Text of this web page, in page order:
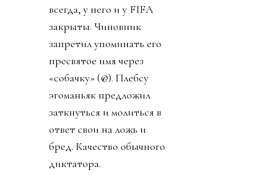
всегда, у него и у FIFA
закрыты. Чиновник
запретил упоминать его
пресвятое имя через
«собачку» (@). Плебсу
эгоманьяк предложил
заткнуться и молиться в
ответ свои на ложь и
бред. Качество обычного
диктатора.